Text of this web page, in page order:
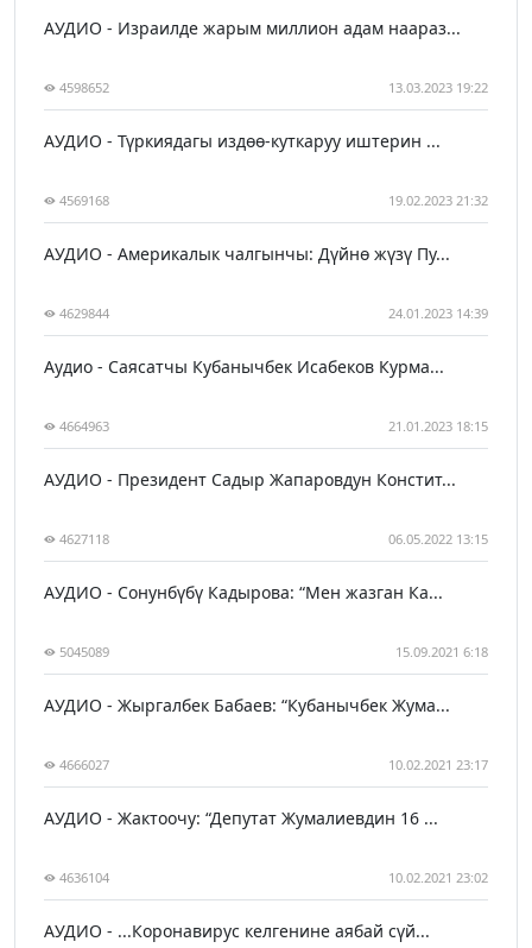
АУДИО - Израилде жарым миллион адам наараз...
4598652 13.03.2023 19:22
АУДИО - Түркиядагы издөө-куткаруу иштерин ...
4569168 19.02.2023 21:32
АУДИО - Америкалык чалгынчы: Дүйнө жүзү Пу...
4629844 24.01.2023 14:39
Аудио - Саясатчы Кубанычбек Исабеков Курма...
4664963 21.01.2023 18:15
АУДИО - Президент Садыр Жапаровдун Констит...
4627118 06.05.2022 13:15
АУДИО - Сонунбүбү Кадырова: “Мен жазган Ка...
5045089 15.09.2021 6:18
АУДИО - Жыргалбек Бабаев: “Кубанычбек Жума...
4666027 10.02.2021 23:17
АУДИО - Жактоочу: “Депутат Жумалиевдин 16 ...
4636104 10.02.2021 23:02
АУДИО - ...Коронавирус келгенине аябай сүй...